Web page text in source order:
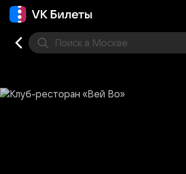
Поиск в Москве